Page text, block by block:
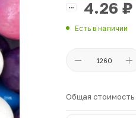
4.26 ₽
Есть в наличии
Общая стоимость